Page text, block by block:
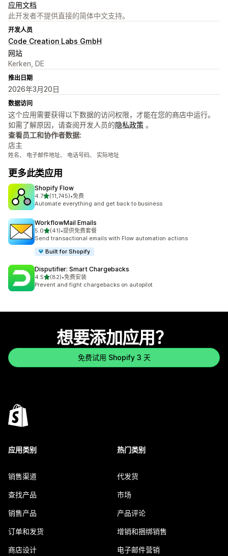
应用文档
此开发者不提供直接的简体中文支持。
开发人员
Code Creation Labs GmbH
网站
Kerken, DE
推出日期
2026年3月20日
数据访问
这个应用需要获得以下数据的访问权限，才能在您的商店中运行。
如需了解原因，请查阅开发人员的隐私政策 。
查看员工和协作者数据:
店主
姓名、 电子邮件地址、 电话号码、 实际地址
更多此类应用
Shopify Flow
4.7星（满分 5 星）
(11,745)
总共 11745 条评论
•免费
Automate everything and get back to business
WorkflowMail Emails
5.0星（满分 5 星）
(41)
总共 41 条评论
•提供免费套餐
Send transactional emails with Flow automation actions
Built for Shopify
Disputifier: Smart Chargebacks
4.5星（满分 5 星）
(82)
总共 82 条评论
•免费安装
Prevent and fight chargebacks on autopilot
想要添加应用？
免费试用 Shopify 3 天
应用类别
销售渠道
查找产品
销售产品
订单和发货
商店设计
热门类别
代发货
市场
产品评论
增销和捆绑销售
电子邮件营销